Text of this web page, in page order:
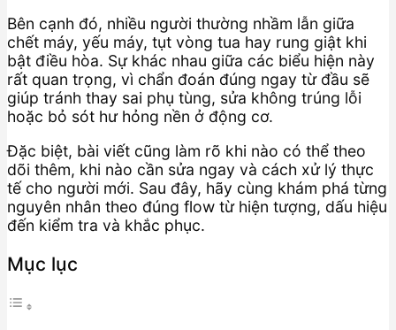
Bên cạnh đó, nhiều người thường nhầm lẫn giữa
chết máy, yếu máy, tụt vòng tua hay rung giật khi
bật điều hòa. Sự khác nhau giữa các biểu hiện này
rất quan trọng, vì chẩn đoán đúng ngay từ đầu sẽ
giúp tránh thay sai phụ tùng, sửa không trúng lỗi
hoặc bỏ sót hư hỏng nền ở động cơ.
Đặc biệt, bài viết cũng làm rõ khi nào có thể theo
dõi thêm, khi nào cần sửa ngay và cách xử lý thực
tế cho người mới. Sau đây, hãy cùng khám phá từng
nguyên nhân theo đúng flow từ hiện tượng, dấu hiệu
đến kiểm tra và khắc phục.
Mục lục